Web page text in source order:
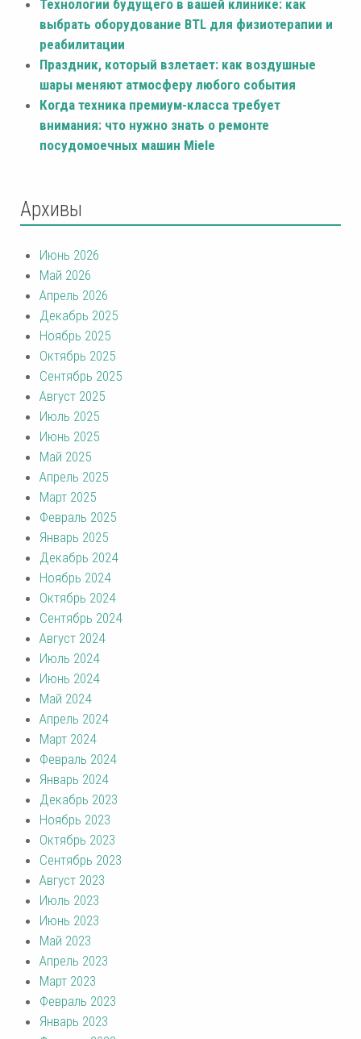
Технологии будущего в вашей клинике: как
выбрать оборудование BTL для физиотерапии и
реабилитации
Праздник, который взлетает: как воздушные
шары меняют атмосферу любого события
Когда техника премиум-класса требует
внимания: что нужно знать о ремонте
посудомоечных машин Miele
Архивы
Июнь 2026
Май 2026
Апрель 2026
Декабрь 2025
Ноябрь 2025
Октябрь 2025
Сентябрь 2025
Август 2025
Июль 2025
Июнь 2025
Май 2025
Апрель 2025
Март 2025
Февраль 2025
Январь 2025
Декабрь 2024
Ноябрь 2024
Октябрь 2024
Сентябрь 2024
Август 2024
Июль 2024
Июнь 2024
Май 2024
Апрель 2024
Март 2024
Февраль 2024
Январь 2024
Декабрь 2023
Ноябрь 2023
Октябрь 2023
Сентябрь 2023
Август 2023
Июль 2023
Июнь 2023
Май 2023
Апрель 2023
Март 2023
Февраль 2023
Январь 2023